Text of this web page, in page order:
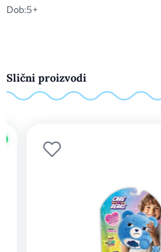
Dob:5+
Slični proizvodi